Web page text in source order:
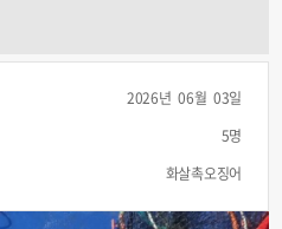
2026년 06월 03일
5명
화살촉오징어